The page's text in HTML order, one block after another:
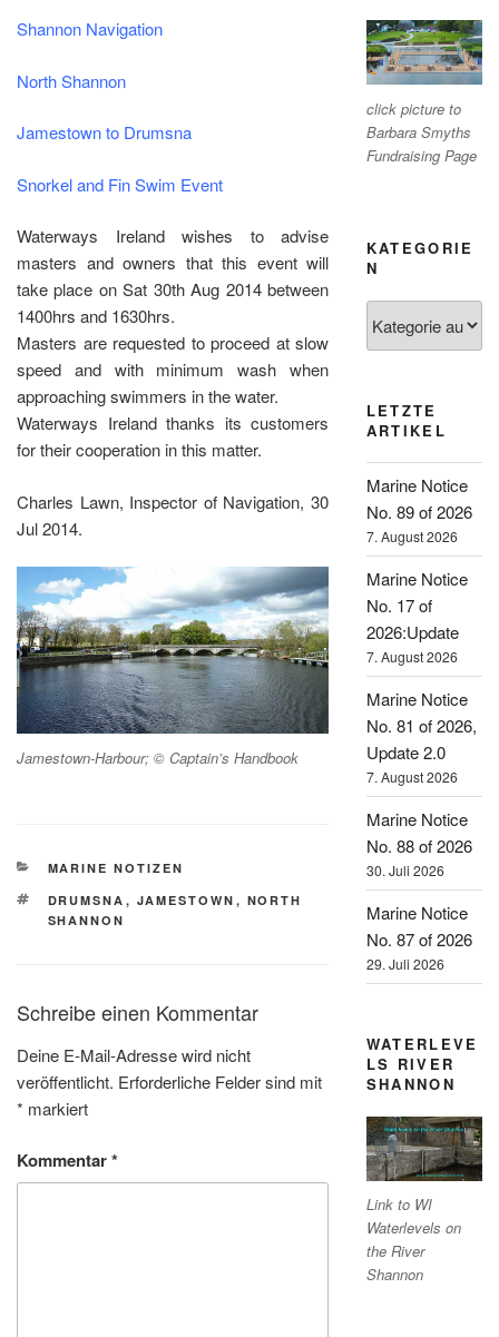
Shannon Navigation
North Shannon
Jamestown to Drumsna
Snorkel and Fin Swim Event
Waterways Ireland wishes to advise
masters and owners that this event will
take place on Sat 30th Aug 2014 between
1400hrs and 1630hrs.
Masters are requested to proceed at slow
speed and with minimum wash when
approaching swimmers in the water.
Waterways Ireland thanks its customers
for their cooperation in this matter.
Charles Lawn, Inspector of Navigation, 30
Jul 2014.
Jamestown-Harbour; © Captain’s Handbook
KATEGORIEN
MARINE NOTIZEN
SCHLAGWÖRTER
DRUMSNA , JAMESTOWN , NORTH
SHANNON
Schreibe einen Kommentar
Deine E-Mail-Adresse wird nicht
veröffentlicht. Erforderliche Felder sind mit
* markiert
Kommentar*
click picture to
Barbara Smyths
Fundraising Page
KATEGORIE
N
LETZTE
ARTIKEL
Marine Notice
No. 89 of 2026
7. August 2026
Marine Notice
No. 17 of
2026:Update
7. August 2026
Marine Notice
No. 81 of 2026,
Update 2.0
7. August 2026
Marine Notice
No. 88 of 2026
30. Juli 2026
Marine Notice
No. 87 of 2026
29. Juli 2026
WATERLEVE
LS RIVER
SHANNON
Link to WI
Waterlevels on
the River
Shannon